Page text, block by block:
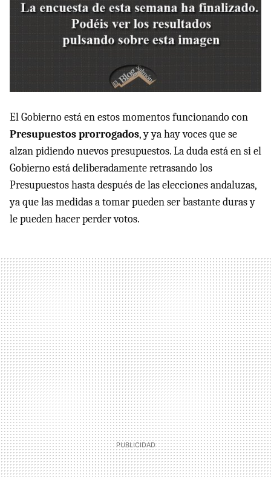
El Gobierno está en estos momentos funcionando con
Presupuestos prorrogados, y ya hay voces que se
alzan pidiendo nuevos presupuestos. La duda está en si el
Gobierno está deliberadamente retrasando los
Presupuestos hasta después de las elecciones andaluzas,
ya que las medidas a tomar pueden ser bastante duras y
le pueden hacer perder votos.